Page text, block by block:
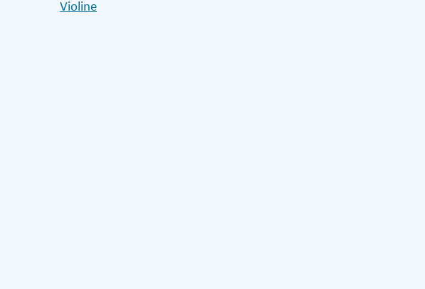
Violine